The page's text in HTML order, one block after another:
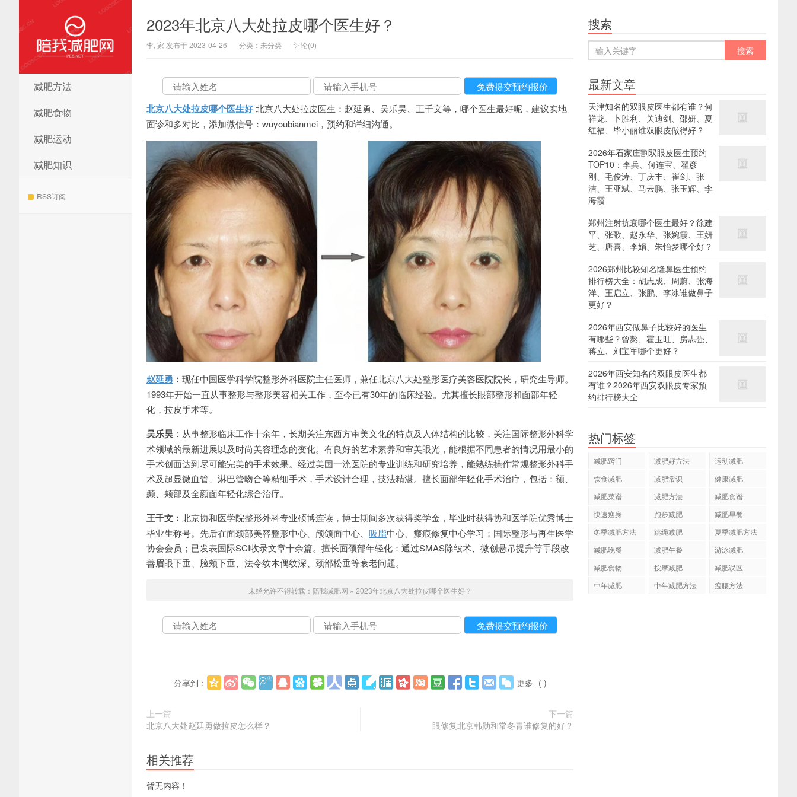
陪我减肥网
减肥方法
减肥食物
减肥运动
减肥知识
RSS订阅
2023年北京八大处拉皮哪个医生好？
李, 家 发布于 2023-04-26 分类：未分类 评论(0)
北京八大处拉皮哪个医生好北京八大处拉皮医生：赵延勇、吴乐昊、王千文等，哪个医生最好呢，建议实地
面诊和多对比，添加微信号：wuyoubianmei，预约和详细沟通。
赵延勇 ： 现任中国医学科学院整形外科医院主任医师，兼任北京八大处整形医疗美容医院院长，研究生导师。
1993年开始一直从事整形与整形美容相关工作，至今已有30年的临床经验。尤其擅长眼部整形和面部年轻
化，拉皮手术等。
吴乐昊 ：从事整形临床工作十余年，长期关注东西方审美文化的特点及人体结构的比较，关注国际整形外科学
术领域的最新进展以及时尚美容理念的变化。有良好的艺术素养和审美眼光，能根据不同患者的情况用最小的
手术创面达到尽可能完美的手术效果。经过美国一流医院的专业训练和研究培养，能熟练操作常规整形外科手
术及超显微血管、淋巴管吻合等精细手术，手术设计合理，技法精湛。擅长面部年轻化手术治疗，包括：额、
颞、颊部及全颜面年轻化综合治疗。
王千文： 北京协和医学院整形外科专业硕博连读，博士期间多次获得奖学金，毕业时获得协和医学院优秀博士
毕业生称号。先后在面颈部美容整形中心、颅颌面中心、 吸脂中心、瘢痕修复中心学习；国际整形与再生医学
协会会员；已发表国际SCI收录文章十余篇。擅长面颈部年轻化：通过SMAS除皱术、微创悬吊提升等手段改
善眉眼下垂、脸颊下垂、法令纹木偶纹深、颈部松垂等衰老问题。
未经允许不得转载： 陪我减肥网 » 2023年北京八大处拉皮哪个医生好？
分享到： 更多 ( )
上一篇
北京八大处赵延勇做拉皮怎么样？
下一篇
眼修复北京韩勋和常冬青谁修复的好？
相关推荐
暂无内容！
搜索
最新文章
天津知名的双眼皮医生都有谁？何
祥龙、卜胜利、关迪剑、邵妍、夏
红福、毕小丽谁双眼皮做得好？
2026年石家庄割双眼皮医生预约
TOP10：李兵、何连宝、翟彦
刚、毛俊涛、丁庆丰、崔剑、张
洁、王亚斌、马云鹏、张玉辉、李
海霞
郑州注射抗衰哪个医生最好？徐建
平、张歌、赵永华、张婉霞、王妍
芝、唐喜、李娟、朱怡梦哪个好？
2026郑州比较知名隆鼻医生预约
排行榜大全：胡志成、周蔚、张海
洋、王启立、张鹏、李冰谁做鼻子
更好？
2026年西安做鼻子比较好的医生
有哪些？曾熬、霍玉旺、房志强、
蒋立、刘宝军哪个更好？
2026年西安知名的双眼皮医生都
有谁？2026年西安双眼皮专家预
约排行榜大全
热门标签
减肥窍门 减肥好方法
运动减肥
饮食减肥
减肥常识
健康减肥
减肥菜谱
减肥方法
减肥食谱
快速瘦身
跑步减肥
减肥早餐
冬季减肥方法
跳绳减肥
夏季减肥方法
减肥晚餐
减肥午餐
游泳减肥
减肥食物
按摩减肥
减肥误区
中年减肥
中年减肥方法 瘦腰方法